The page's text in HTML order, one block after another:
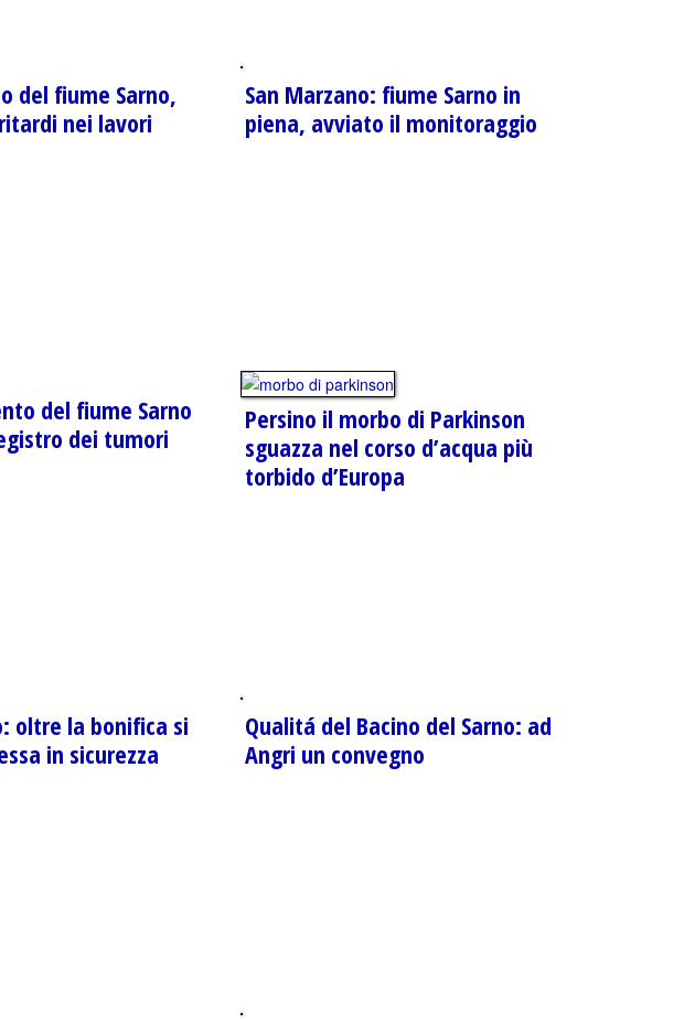
del fiume Sarno,
nei lavori
San Marzano: fiume Sarno in
piena, avviato il monitoraggio
del fiume Sarno
dei tumori
Persino il morbo di Parkinson
sguazza nel corso d’acqua più
torbido d’Europa
oltre la bonifica si
in sicurezza
Qualitá del Bacino del Sarno: ad
Angri un convegno